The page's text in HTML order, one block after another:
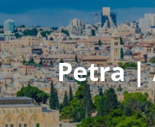
Petra |